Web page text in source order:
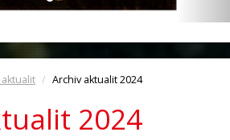
Archiv aktualit 2024
2024